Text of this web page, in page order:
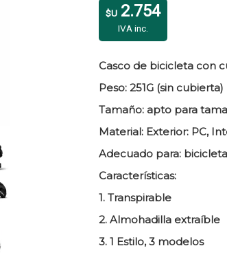
$U 2.754
IVA inc.
Casco de bicicleta con
Peso: 251G (sin cubierta)
Tamaño: apto para
Material: Exterior: PC,
Adecuado para:
Características:
1. Transpirable
2. Almohadilla extraíble
3. 1 Estilo, 3 modelos